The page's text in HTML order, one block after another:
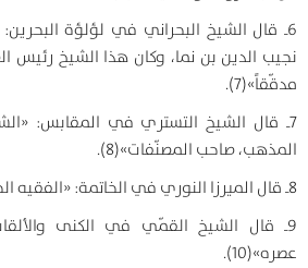
6ـ قال الشيخ البحراني في لؤلؤة
نجيب الدين بن نما، وكان هذا الشيخ رئيس
مدقّقاً»(7).
7ـ قال الشيخ التستري في المقابس:
المذهب، صاحب المصنّفات»(8).
8ـ قال الميرزا النوري في الخاتمة: «الفقيه الجليل»(9).
9ـ قال الشيخ القمّي في الكنى
عصره»(10).